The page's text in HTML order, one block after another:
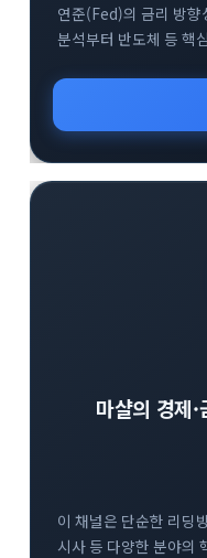
연준(Fed)의 금리 방향
분석부터 반도체 등 핵
지혜롭게 대처할 수 있
마샬의 경제
이 채널은 단순한 리딩
시사 등 다양한 분야의